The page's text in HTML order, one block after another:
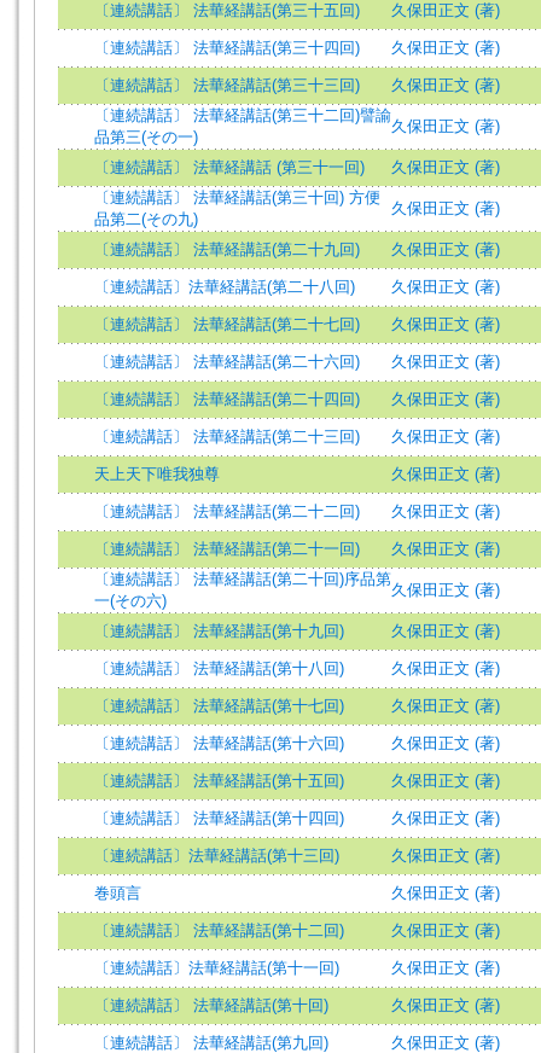
〔連続講話〕 法華経講話(第三十五回) 久保田正文 (著)
〔連続講話〕 法華経講話(第三十四回) 久保田正文 (著)
〔連続講話〕 法華経講話(第三十三回)
久保田正文 (著)
〔連続講話〕 法華経講話(第三十二回)譬諭
品第三(その一)
久保田正文 (著)
〔連続講話〕 法華経講話 (第三十一回)
久保田正文 (著)
〔連続講話〕 法華経講話(第三十回) 方便
品第二(その九)
久保田正文 (著)
〔連続講話〕 法華経講話(第二十九回) 久保田正文 (著)
〔連続講話〕法華経講話(第二十八回) 久保田正文 (著)
〔連続講話〕 法華経講話(第二十七回) 久保田正文 (著)
〔連続講話〕 法華経講話(第二十六回) 久保田正文 (著)
〔連続講話〕 法華経講話(第二十四回) 久保田正文 (著)
〔連続講話〕 法華経講話(第二十三回) 久保田正文 (著)
天上天下唯我独尊 久保田正文 (著)
〔連続講話〕 法華経講話(第二十二回) 久保田正文 (著)
〔連続講話〕 法華経講話(第二十一回)
久保田正文 (著)
〔連続講話〕 法華経講話(第二十回)序品第
一(その六)
久保田正文 (著)
〔連続講話〕 法華経講話(第十九回) 久保田正文 (著)
〔連続講話〕 法華経講話(第十八回) 久保田正文 (著)
〔連続講話〕 法華経講話(第十七回) 久保田正文 (著)
〔連続講話〕 法華経講話(第十六回) 久保田正文 (著)
〔連続講話〕 法華経講話(第十五回) 久保田正文 (著)
〔連続講話〕 法華経講話(第十四回) 久保田正文 (著)
〔連続講話〕法華経講話(第十三回) 久保田正文 (著)
巻頭言 久保田正文 (著)
〔連続講話〕 法華経講話(第十二回) 久保田正文 (著)
〔連続講話〕法華経講話(第十一回) 久保田正文 (著)
〔連続講話〕 法華経講話(第十回) 久保田正文 (著)
〔連続講話〕 法華経講話(第九回) 久保田正文 (著)